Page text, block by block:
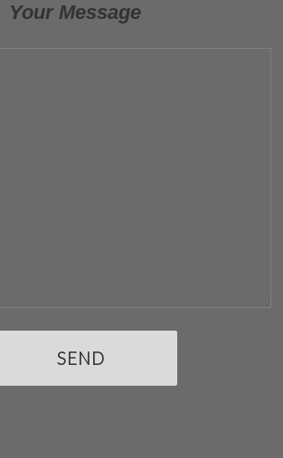
Your Message